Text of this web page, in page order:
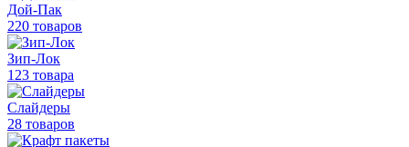
Дой-Пак
220 товаров
Зип-Лок
123 товара
Слайдеры
28 товаров